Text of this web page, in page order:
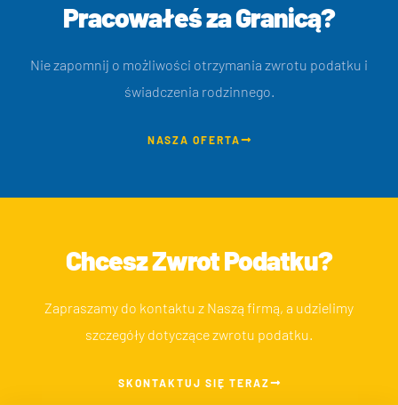
Pracowałeś za Granicą?
Nie zapomnij o możliwości otrzymania zwrotu podatku i
świadczenia rodzinnego.
NASZA OFERTA
Chcesz Zwrot Podatku?
Zapraszamy do kontaktu z Naszą firmą, a udzielimy
szczegóły dotyczące zwrotu podatku.
SKONTAKTUJ SIĘ TERAZ